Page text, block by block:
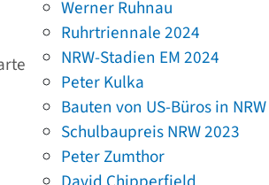
Werner Ruhnau
Ruhrtriennale 2024
NRW-Stadien EM 2024
Peter Kulka
Bauten von US-Büros in NRW
Schulbaupreis NRW 2023
Peter Zumthor